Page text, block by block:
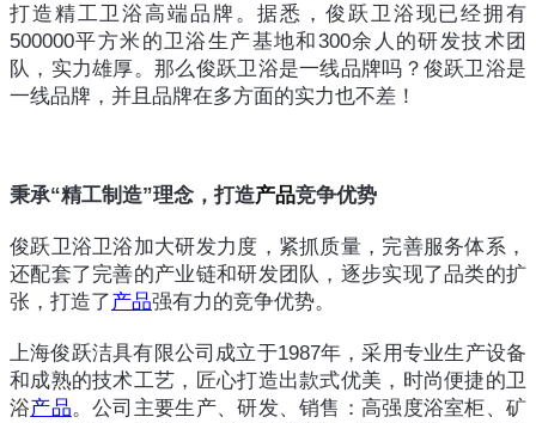
打造精工卫浴高端品牌。据悉，俊跃卫浴现已经拥有
500000平方米的卫浴生产基地和300余人的研发技术团
队，实力雄厚。那么俊跃卫浴是一线品牌吗？俊跃卫浴是
一线品牌，并且品牌在多方面的实力也不差！
秉承“精工制造”理念，打造产品竞争优势
俊跃卫浴卫浴加大研发力度，紧抓质量，完善服务体系，
还配套了完善的产业链和研发团队，逐步实现了品类的扩
张，打造了产品强有力的竞争优势。
上海俊跃洁具有限公司成立于1987年，采用专业生产设备
和成熟的技术工艺，匠心打造出款式优美，时尚便捷的卫
浴产品。公司主要生产、研发、销售：高强度浴室柜、矿